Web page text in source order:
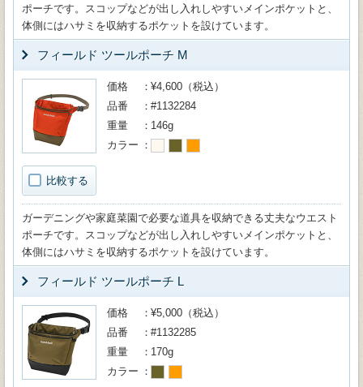
ポーチです。スコップなどが出し入れしやすいメインポケットと、
体側にはハサミを収納するポケットを設けています。
フィールド ツールポーチ M
比較する
価格
¥4,600（税込）
品番
#1132284
重量
146g
カラー
ガーデニングや家庭菜園で必要な道具を収納できる丈夫なウエスト
ポーチです。スコップなどが出し入れしやすいメインポケットと、
体側にはハサミを収納するポケットを設けています。
フィールド ツールポーチ L
価格
¥5,000（税込）
品番
#1132285
重量
170g
カラー